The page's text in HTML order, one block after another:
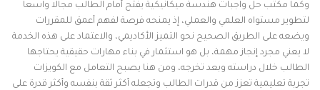
وكما مكتب حل واجبات هندسة ميكانيكية يفتح أمام الطالب مجالا واسعا
لتطوير مستواه العلمي والعملي، إذ يمنحه فرصة لفهم أعمق للمقررات
ويضعه على الطريق الصحيح نحو التميز الأكاديمي، والاعتماد على هذه الخدمة
لا يعني مجرد إنجاز مهمة، بل هو استثمار في بناء مهارات حقيقية يحتاجها
الطالب خلال دراسته وبعد تخرجه، ومن هنا يصبح التعامل مع الكويزات
تجربة تعليمية تعزز من قدرات الطالب وتجعله أكثر ثقة بنفسه وأكثر قدرة على